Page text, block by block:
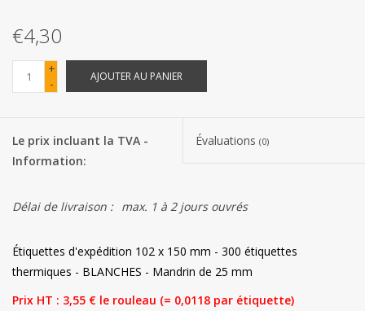
Confiserie Saint-Nicolas
Bonbons de carnaval
Cadeaux de Pâques
€4,30
+
-
AJOUTER AU PANIER
Le prix incluant la TVA -
Information:
Évaluations (0)
Délai de livraison : max. 1 à 2 jours ouvrés
Étiquettes d'expédition 102 x 150 mm - 300 étiquettes
thermiques - BLANCHES - Mandrin de 25 mm
Prix HT : 3,55 € le rouleau (= 0,0118 par étiquette)